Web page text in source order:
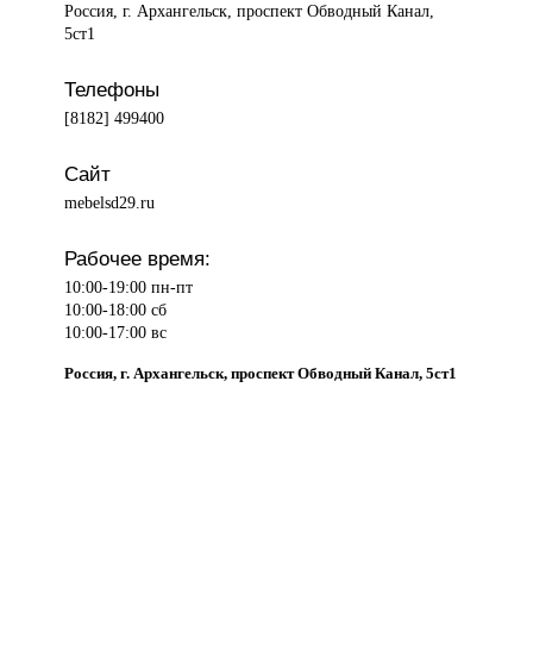
Россия, г. Архангельск, проспект Обводный Канал,
5ст1
Телефоны
[8182] 499400
Сайт
mebelsd29.ru
Рабочее время:
10:00-19:00 пн-пт
10:00-18:00 сб
10:00-17:00 вс
Россия, г. Архангельск, проспект Обводный Канал, 5ст1